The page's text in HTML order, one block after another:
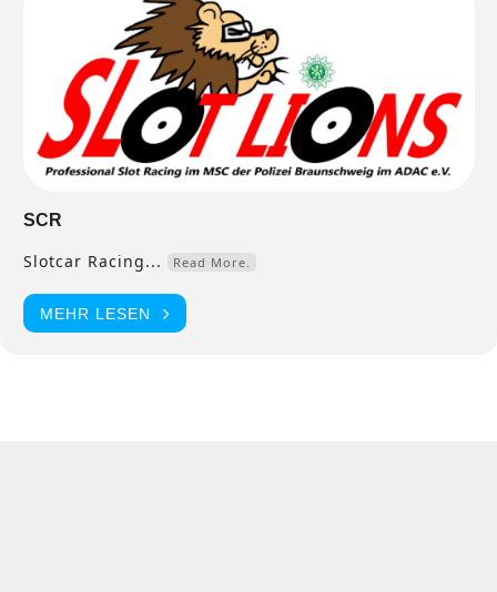
SCR
Slotcar Racing... Read More.
MEHR LESEN